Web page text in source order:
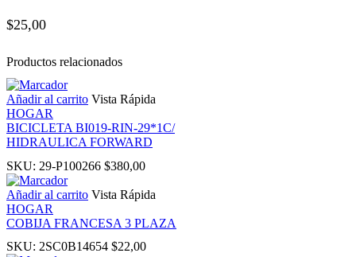
$25,00
Productos relacionados
Añadir al carrito Vista Rápida
HOGAR
BICICLETA BI019-RIN-29*1C/
HIDRAULICA FORWARD
SKU: 29-P100266 $380,00
Añadir al carrito Vista Rápida
HOGAR
COBIJA FRANCESA 3 PLAZA
SKU: 2SC0B14654 $22,00